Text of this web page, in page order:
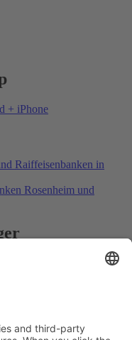
Rosenheim und